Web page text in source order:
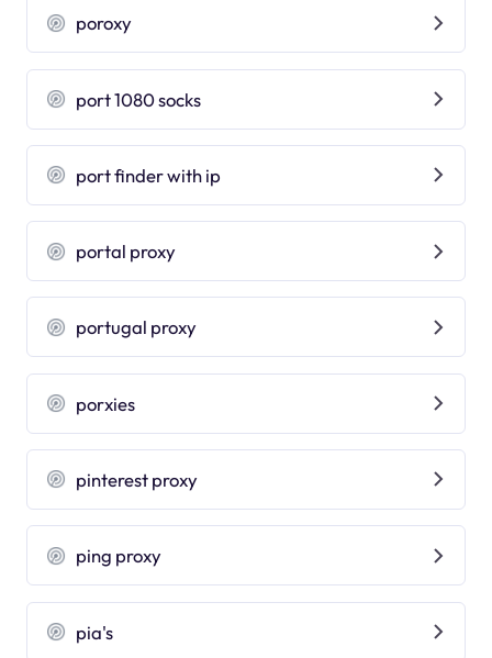
poroxy
port 1080 socks
port finder with ip
portal proxy
portugal proxy
porxies
pinterest proxy
ping proxy
pia's